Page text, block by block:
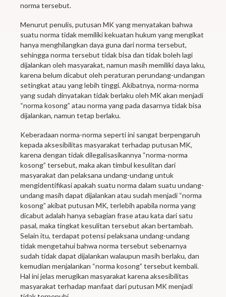
norma tersebut.
Menurut penulis, putusan MK yang menyatakan bahwa
suatu norma tidak memiliki kekuatan hukum yang mengikat
hanya menghilangkan daya guna dari norma tersebut,
sehingga norma tersebut tidak bisa dan tidak boleh lagi
dijalankan oleh masyarakat, namun masih memiliki daya laku,
karena belum dicabut oleh peraturan perundang-undangan
setingkat atau yang lebih tinggi. Akibatnya, norma-norma
yang sudah dinyatakan tidak berlaku oleh MK akan menjadi
“norma kosong” atau norma yang pada dasarnya tidak bisa
dijalankan, namun tetap berlaku.
Keberadaan norma-norma seperti ini sangat berpengaruh
kepada aksesibilitas masyarakat terhadap putusan MK,
karena dengan tidak dilegalisasikannya “norma-norma
kosong” tersebut, maka akan timbul kesulitan dari
masyarakat dan pelaksana undang-undang untuk
mengidentifikasi apakah suatu norma dalam suatu undang-
undang masih dapat dijalankan atau sudah menjadi “norma
kosong” akibat putusan MK, terlebih apabila norma yang
dicabut adalah hanya sebagian frase atau kata dari satu
pasal, maka tingkat kesulitan tersebut akan bertambah.
Selain itu, terdapat potensi pelaksana undang-undang
tidak mengetahui bahwa norma tersebut sebenarnya
sudah tidak dapat dijalankan walaupun masih berlaku, dan
kemudian menjalankan “norma kosong” tersebut kembali.
Hal ini jelas merugikan masyarakat karena aksesibilitas
masyarakat terhadap manfaat dari putusan MK menjadi